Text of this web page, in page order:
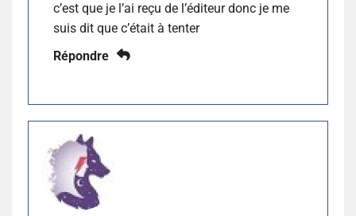
c’est que je l’ai reçu de l’éditeur donc je me
suis dit que c’était à tenter
Répondre